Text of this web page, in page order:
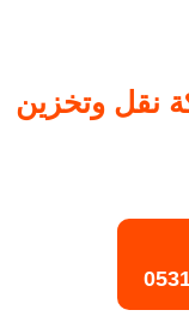
نقل وتخزين